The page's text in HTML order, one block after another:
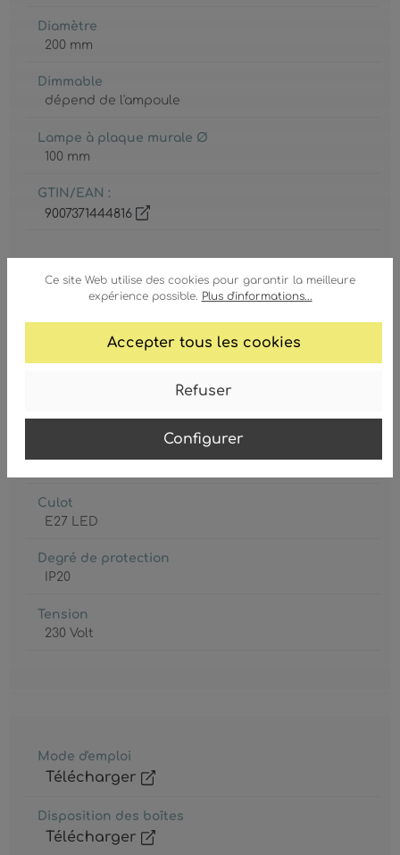
Ce site Web utilise des cookies pour garantir la meilleure
expérience possible. Plus d'informations...
Accepter tous les cookies
Refuser
Configurer
Diamètre
200 mm
Dimmable
dépend de l'ampoule
Lampe à plaque murale Ø
100 mm
GTIN/EAN :
9007371444816
Ampoule inclue
Consommation électrique
Culot
E27 LED
Degré de protection
IP20
Tension
230 Volt
Mode d'emploi
Télécharger
Disposition des boîtes
Télécharger